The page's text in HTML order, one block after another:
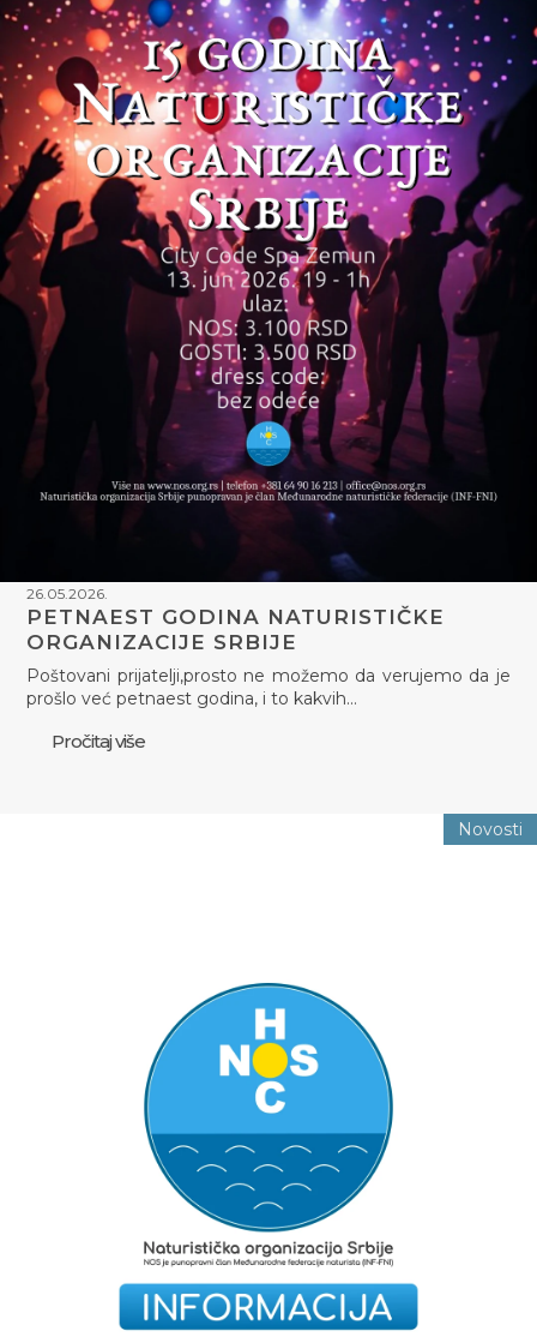
26.05.2026.
PETNAEST GODINA NATURISTIČKE
ORGANIZACIJE SRBIJE
Poštovani prijatelji,prosto ne možemo da verujemo da je
prošlo već petnaest godina, i to kakvih…
Pročitaj više
Novosti